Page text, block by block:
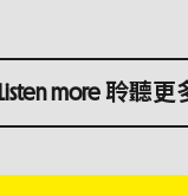
Listen more 聆聽更